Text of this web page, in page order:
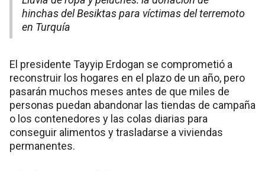
hinchas del Besiktas para víctimas del terremoto
en Turquía
El presidente Tayyip Erdogan se comprometió a
reconstruir los hogares en el plazo de un año, pero
pasarán muchos meses antes de que miles de
personas puedan abandonar las tiendas de campaña
o los contenedores y las colas diarias para
conseguir alimentos y trasladarse a viviendas
permanentes.